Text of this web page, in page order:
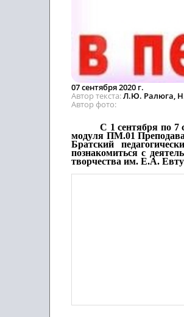
07 сентября 2020 г.
Автор текста Л.Ю. Ралюга,
Автор фото
С 1 сентября по 7
модуля ПМ.01
Братский
познакомиться с
творчества им. Е.А.